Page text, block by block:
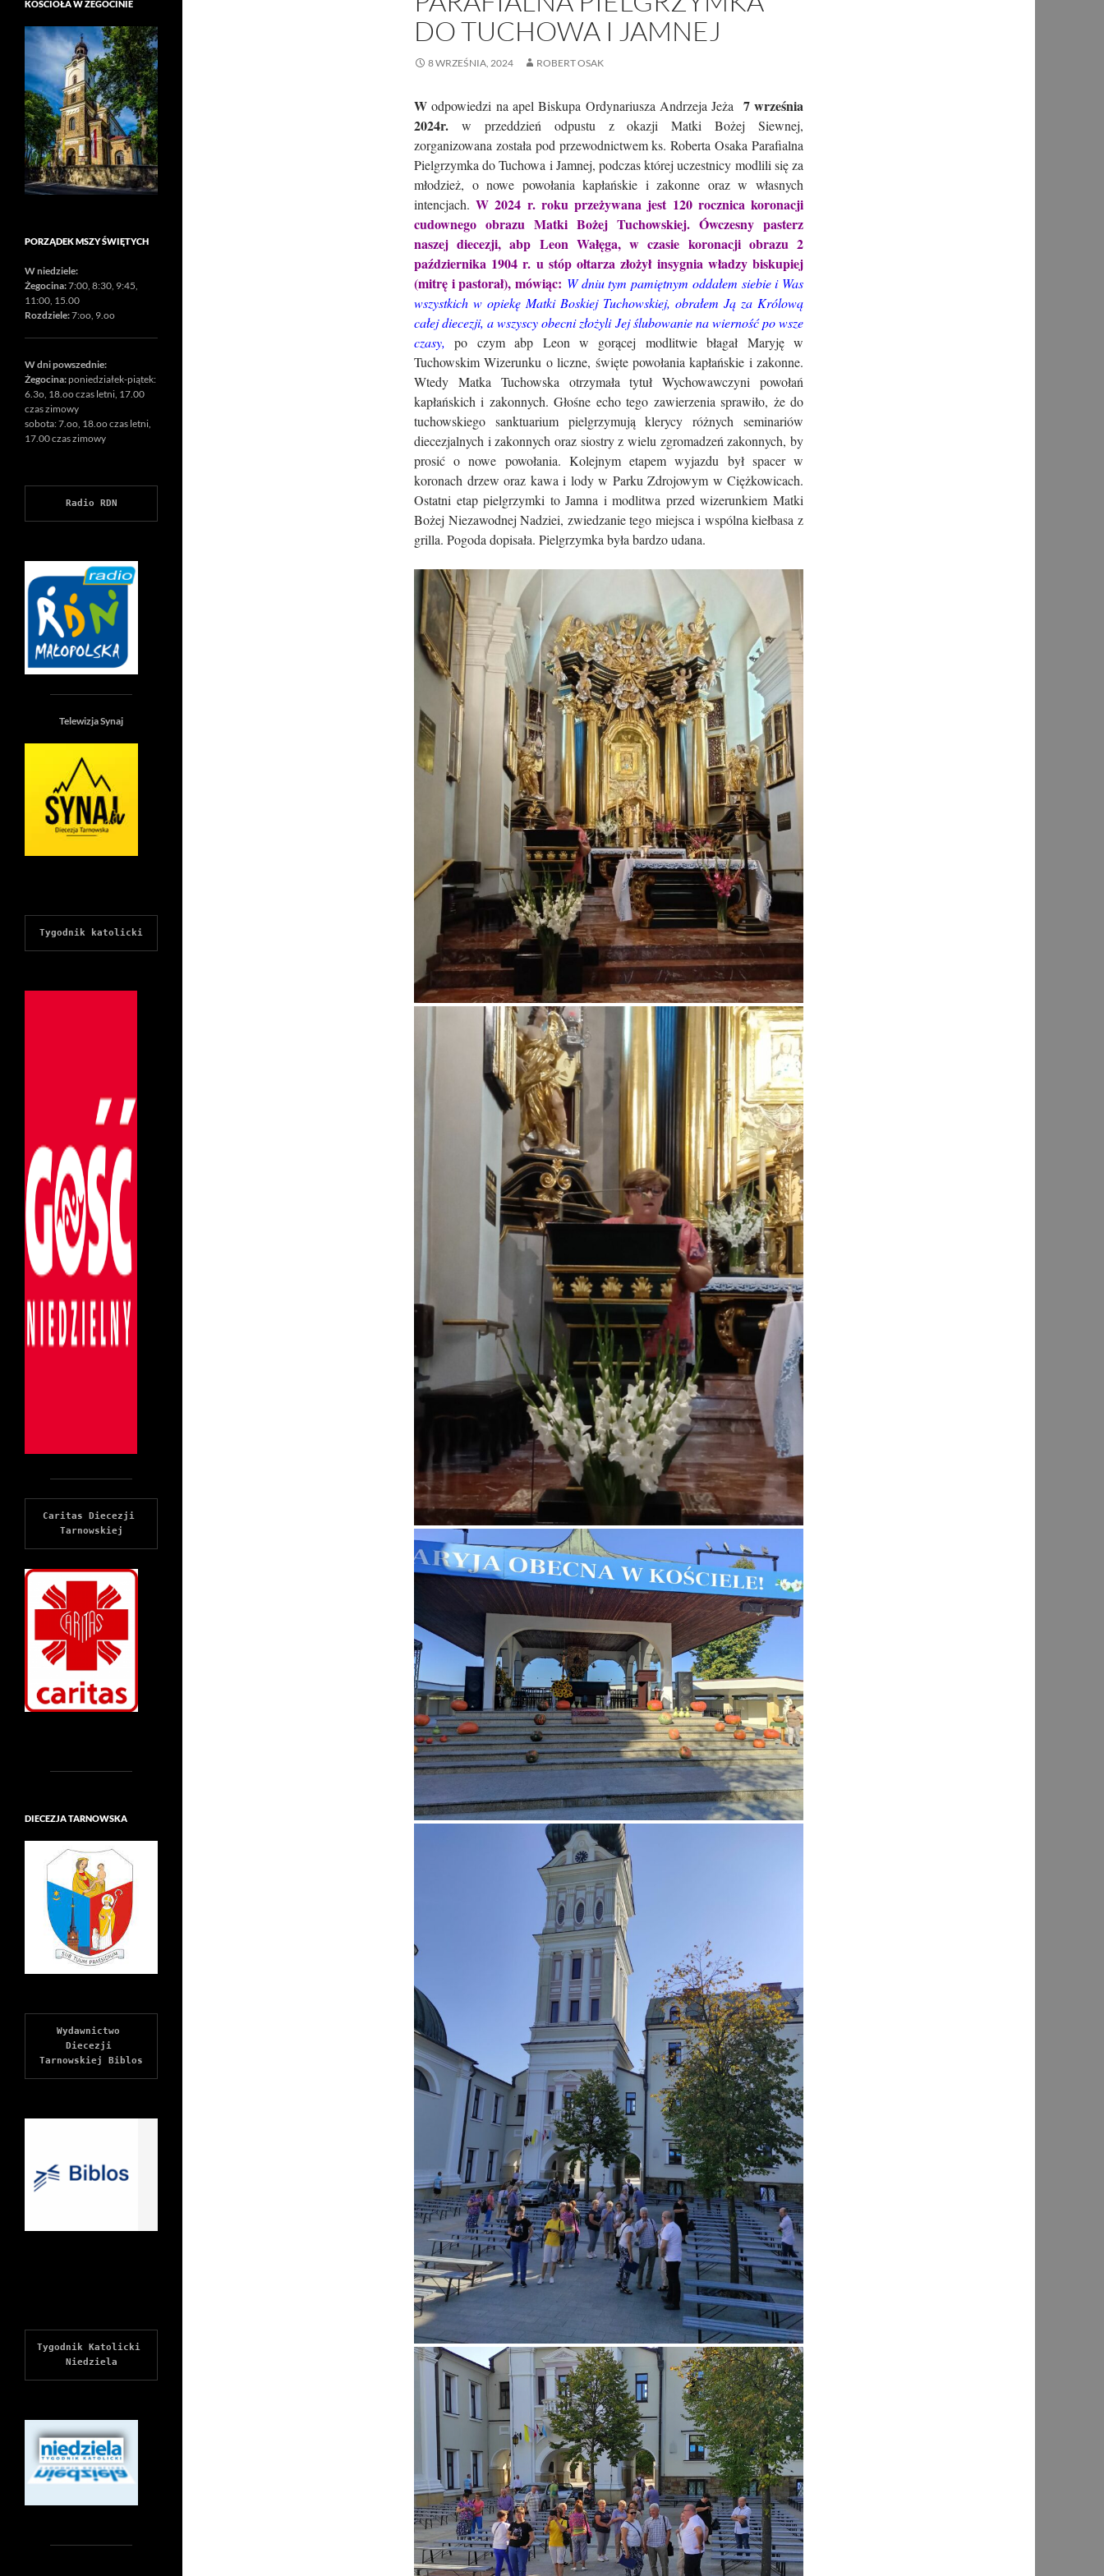
DO TUCHOWA I JAMNEJ
8 WRZEŚNIA, 2024 ROBERT OSAK
W odpowiedzi na apel Biskupa Ordynariusza Andrzeja Jeża 7 września
2024r. w przeddzień odpustu z okazji Matki Bożej Siewnej,
zorganizowana została pod przewodnictwem ks. Roberta Osaka Parafialna
Pielgrzymka do Tuchowa i Jamnej, podczas której uczestnicy modlili się za
młodzież, o nowe powołania kapłańskie i zakonne oraz w własnych
intencjach.W 2024 r. roku przeżywana jest 120 rocznica koronacji
cudownego obrazu Matki Bożej Tuchowskiej. Ówczesny pasterz
naszej diecezji, abp Leon Wałęga, w czasie koronacji obrazu 2
października 1904 r. u stóp ołtarza złożył insygnia władzy biskupiej
(mitrę i pastorał), mówiąc: W dniu tym pamiętnym oddałem siebie i Was
wszystkich w opiekę Matki Boskiej Tuchowskiej, obrałem Ją za Królową
całej diecezji, a wszyscy obecni złożyli Jej ślubowanie na wierność po wsze
czasy, po czym abp Leon w gorącej modlitwie błagał Maryję w
Tuchowskim Wizerunku o liczne, święte powołania kapłańskie i zakonne.
Wtedy Matka Tuchowska otrzymała tytuł Wychowawczyni powołań
kapłańskich i zakonnych. Głośne echo tego zawierzenia sprawiło, że do
tuchowskiego sanktuarium pielgrzymują klerycy różnych seminariów
diecezjalnych i zakonnych oraz siostry z wielu zgromadzeń zakonnych, by
prosić o nowe powołania. Kolejnym etapem wyjazdu był spacer w
koronach drzew oraz kawa i lody w Parku Zdrojowym w Ciężkowicach.
Ostatni etap pielgrzymki to Jamna i modlitwa przed wizerunkiem Matki
Bożej Niezawodnej Nadziei, zwiedzanie tego miejsca i wspólna kiełbasa z
grilla. Pogoda dopisała. Pielgrzymka była bardzo udana.
KOŚCIOŁA W ŻEGOCINIE
PORZĄDEK MSZY ŚWIĘTYCH
W niedziele:
Żegocina:7:00, 8:30, 9:45,
11:00, 15.00
Rozdziele:7:oo, 9.oo
W dni powszednie:
Żegocina: poniedziałek-piątek:
6.3o, 18.oo czas letni, 17.00
czas zimowy
sobota: 7.oo, 18.oo czas letni,
17.00 czas zimowy
Radio RDN
Telewizja Synaj
Tygodnik katolicki
Caritas Diecezji
Tarnowskiej
DIECEZJA TARNOWSKA
Wydawnictwo
Diecezji
Tarnowskiej Biblos
Tygodnik Katolicki
Niedziela